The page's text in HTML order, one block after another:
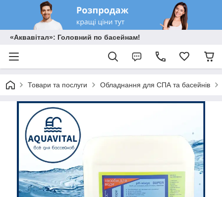
«Аквавітал»: Головний по басейнам!
Товари та послуги Обладнання для СПА та басейнів